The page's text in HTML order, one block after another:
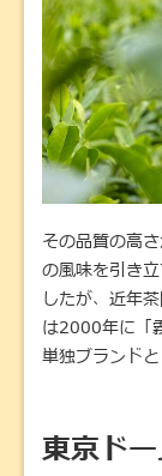
その品質の高
の風味を引き
したが、近年
は2000年に「
単独ブランド
東京ド